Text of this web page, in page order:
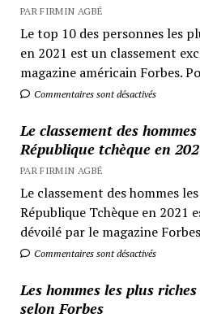
PAR FIRMIN AGBÉ
Le top 10 des personnes les
en 2021 est un classement
magazine américain Forbes.
Commentaires sont désactivés
Le classement des
République tchèque en
PAR FIRMIN AGBÉ
Le classement des hommes
République Tchèque en 2021
dévoilé par le magazine
Commentaires sont désactivés
Les hommes les plus
selon Forbes